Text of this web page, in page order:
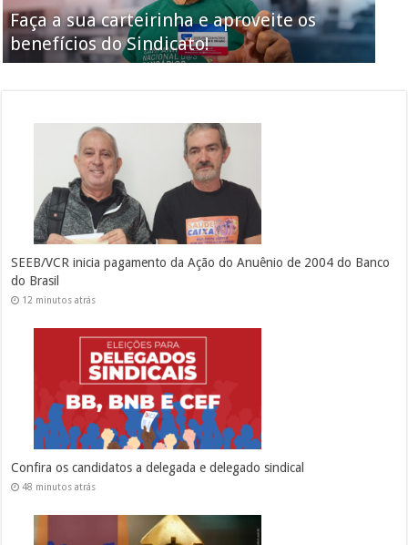
Faça a sua carteirinha e aproveite os
benefícios do Sindicato!
SEEB/VCR inicia pagamento da Ação do Anuênio de 2004 do Banco
do Brasil
12 minutos atrás
Confira os candidatos a delegada e delegado sindical
48 minutos atrás